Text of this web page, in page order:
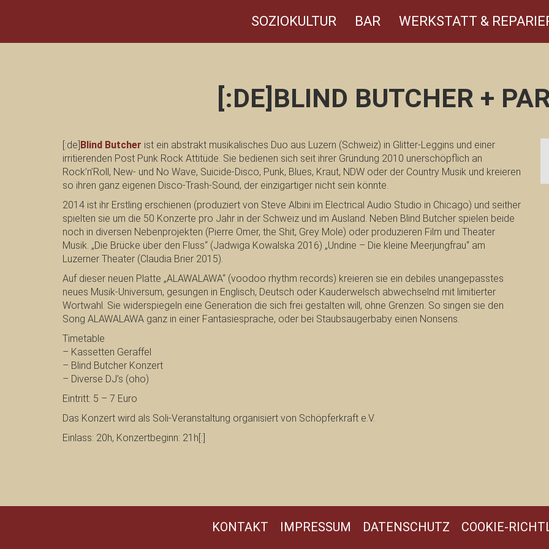
SOZIOKULTUR BAR WERKSTATT &
[:DE]BLIND BUTCHER +
[:de]Blind Butcher ist ein abstrakt musikalisches Duo aus Luzern (Schweiz) in Glitter-Leggins und einer
irritierenden Post Punk Rock Attitüde. Sie bedienen sich seit ihrer Gründung 2010 unerschöpflich an
Rock’n’Roll, New- und No Wave, Suicide-Disco, Punk, Blues, Kraut, NDW oder der Country Musik und kreieren
so ihren ganz eigenen Disco-Trash-Sound, der einzigartiger nicht sein könnte.
2014 ist ihr Erstling erschienen (produziert von Steve Albini im Electrical Audio Studio in Chicago) und seither
spielten sie um die 50 Konzerte pro Jahr in der Schweiz und im Ausland. Neben Blind Butcher spielen beide
noch in diversen Nebenprojekten (Pierre Omer, the Shit, Grey Mole) oder produzieren Film und Theater
Musik. „Die Brücke über den Fluss“ (Jadwiga Kowalska 2016) „Undine – Die kleine Meerjungfrau“ am
Luzerner Theater (Claudia Brier 2015).
Auf dieser neuen Platte „ALAWALAWA“ (voodoo rhythm records) kreieren sie ein debiles unangepasstes
neues Musik-Universum, gesungen in Englisch, Deutsch oder Kauderwelsch abwechselnd mit limitierter
Wortwahl. Sie widerspiegeln eine Generation die sich frei gestalten will, ohne Grenzen. So singen sie den
Song ALAWALAWA ganz in einer Fantasiesprache, oder bei Staubsaugerbaby einen Nonsens.
Timetable
– Kassetten Geraffel
– Blind Butcher Konzert
– Diverse DJ’s (oho)
Eintritt: 5 – 7 Euro
Das Konzert wird als Soli-Veranstaltung organisiert von Schöpferkraft e.V.
Einlass: 20h, Konzertbeginn: 21h[:]
KONTAKT IMPRESSUM DATENSCHUTZ COOKIE-